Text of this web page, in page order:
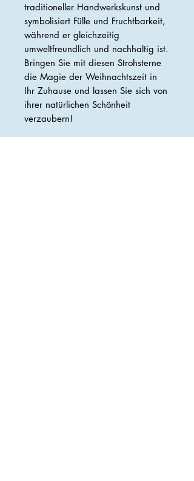
traditioneller Handwerkskunst und
symbolisiert Fülle und Fruchtbarkeit,
während er gleichzeitig
umweltfreundlich und nachhaltig ist.
Bringen Sie mit diesen Strohsterne
die Magie der Weihnachtszeit in
Ihr Zuhause und lassen Sie sich von
ihrer natürlichen Schönheit
verzaubern!